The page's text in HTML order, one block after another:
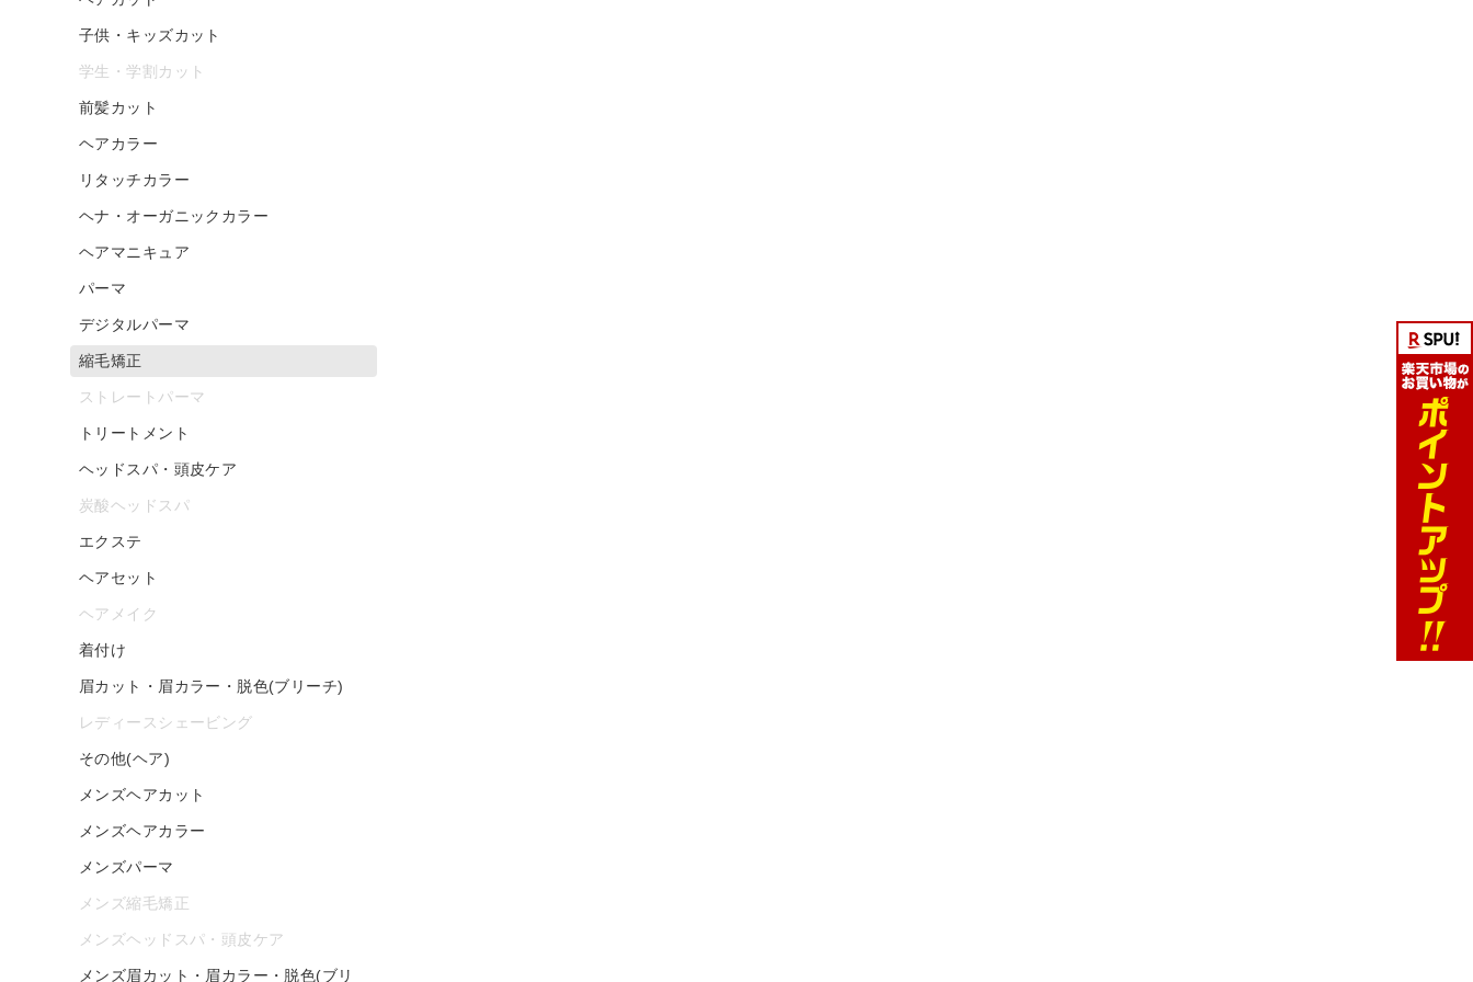
子供・キッズカット
学生・学割カット
前髪カット
ヘアカラー
リタッチカラー
ヘナ・オーガニックカラー
ヘアマニキュア
パーマ
デジタルパーマ
縮毛矯正
ストレートパーマ
トリートメント
ヘッドスパ・頭皮ケア
炭酸ヘッドスパ
エクステ
ヘアセット
ヘアメイク
着付け
眉カット・眉カラー・脱色(ブリーチ)
レディースシェービング
その他(ヘア)
メンズヘアカット
メンズヘアカラー
メンズパーマ
メンズ縮毛矯正
メンズヘッドスパ・頭皮ケア
メンズ眉カット・眉カラー・脱色(ブリ